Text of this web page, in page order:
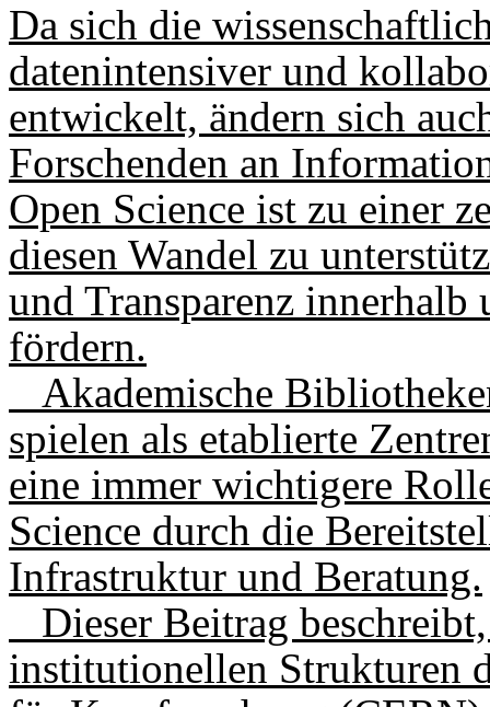
Da sich die
datenintensiver und
entwickelt, ändern sich
Forschenden an
Open Science ist zu einer
diesen Wandel zu
und Transparenz
fördern.
Akademische
spielen als etablierte
eine immer wichtigere
Science durch die
Infrastruktur und Beratung.
Dieser Beitrag
institutionellen Strukturen